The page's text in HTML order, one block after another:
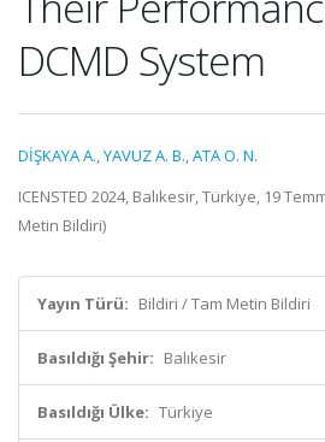
DCMD System
DİŞKAYA A.,YAVUZ A. B.,ATA O. N.
ICENSTED 2024, Balıkesir, Türkiye, 19
Metin Bildiri)
Yayın Türü: Bildiri / Tam Metin Bildiri
Basıldığı Şehir: Balıkesir
Basıldığı Ülke: Türkiye